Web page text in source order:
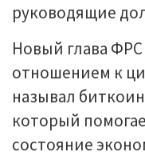
руководящие
Новый глава
отношением к
называл
который
состояние